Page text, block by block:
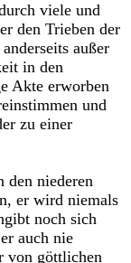
viele und
den Trieben der
außer
in den
Akte erworben
und
zu einer
den niederen
er wird niemals
noch sich
auch nie
von göttlichen